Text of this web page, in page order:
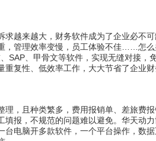
越来越大，财务软件成为了企业必不可
，管理效率变慢，员工体验不佳……怎么
SAP、甲骨文等软件，实现无缝对接，
复性、低效率工作，大大节省了企业
，且种类繁多，费用报销单、差旅费报
报，不规范的问题难以避免。华天动力
电脑开多款软件，一个平台操作，数